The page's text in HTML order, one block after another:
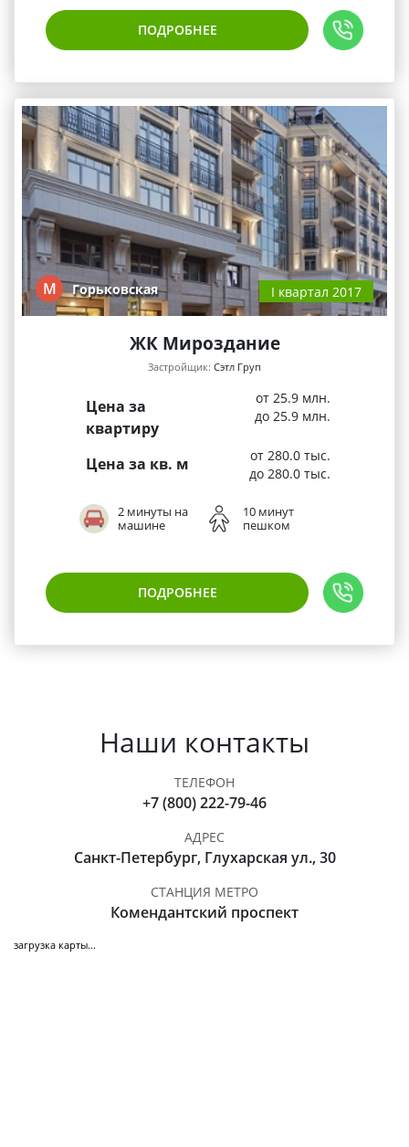
ПОДРОБНЕЕ
М Горьковская I квартал 2017
ЖК Мироздание
Застройщик: Сэтл Груп
Цена за
квартиру
от 25.9 млн.
до 25.9 млн.
Цена за кв. м
от 280.0 тыс.
до 280.0 тыс.
2 минуты на
машине
10 минут
пешком
ПОДРОБНЕЕ
Наши контакты
ТЕЛЕФОН
+7 (800) 222-79-46
АДРЕС
Санкт-Петербург, Глухарская ул., 30
СТАНЦИЯ МЕТРО
Комендантский проспект
загрузка карты...